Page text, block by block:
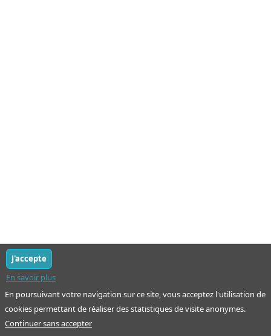
En poursuivant votre navigation sur ce site, vous acceptez l'utilisation de
cookies permettant de réaliser des statistiques de visite anonymes.
En savoir plus
J'accepte
Continuer sans accepter